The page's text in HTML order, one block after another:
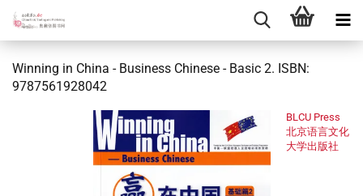
Winning in China - Business Chinese - Basic 2. ISBN:
9787561928042
BLCU Press
北京语言文化
大学出版社